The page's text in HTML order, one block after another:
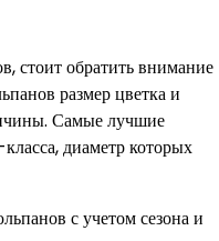
стоит обратить внимание
размер цветка и
Самые лучшие
диаметр которых